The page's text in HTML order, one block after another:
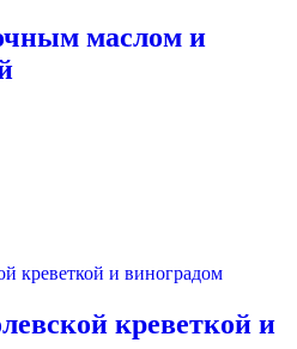
маслом и
креветкой и